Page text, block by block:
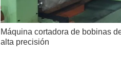
Máquina cortadora de bobinas
alta precisión